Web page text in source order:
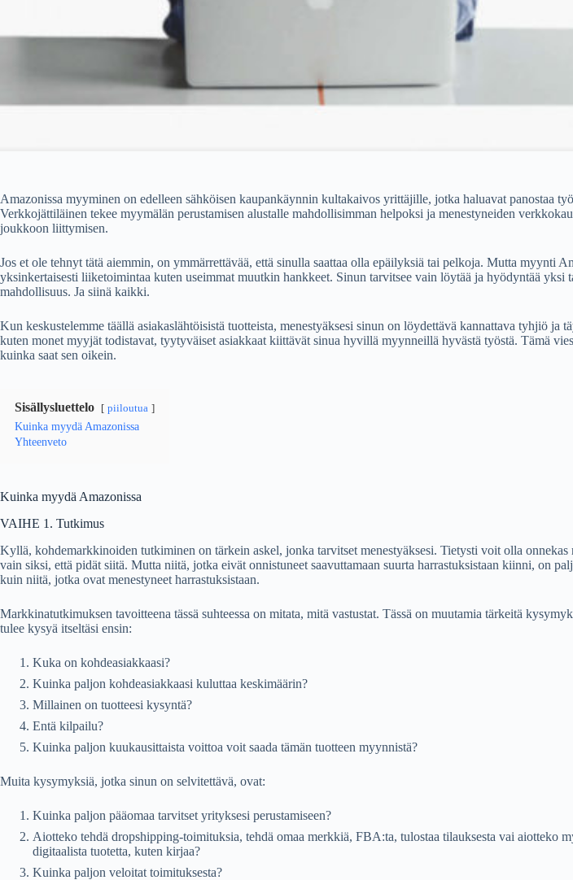
Amazonissa myyminen on edelleen sähköisen kaupankäynnin kultakaivos yrittäjille, jotka haluavat panostaa
Verkkojättiläinen tekee myymälän perustamisen alustalle mahdollisimman helpoksi ja menestyneiden
joukkoon liittymisen.
Jos et ole tehnyt tätä aiemmin, on ymmärrettävää, että sinulla saattaa olla epäilyksiä tai pelkoja. Mutta myynti
yksinkertaisesti liiketoimintaa kuten useimmat muutkin hankkeet. Sinun tarvitsee vain löytää ja hyödyntää yksi
mahdollisuus. Ja siinä kaikki.
Kun keskustelemme täällä asiakaslähtöisistä tuotteista, menestyäksesi sinun on löydettävä kannattava tyhjiö ja
kuten monet myyjät todistavat, tyytyväiset asiakkaat kiittävät sinua hyvillä myynneillä hyvästä työstä. Tämä
kuinka saat sen oikein.
Sisällysluettelo piiloutua
Kuinka myydä Amazonissa
Yhteenveto
Kuinka myydä Amazonissa
VAIHE 1. Tutkimus
Kyllä, kohdemarkkinoiden tutkiminen on tärkein askel, jonka tarvitset menestyäksesi. Tietysti voit olla onnekas
vain siksi, että pidät siitä. Mutta niitä, jotka eivät onnistuneet saavuttamaan suurta harrastuksistaan ​​kiinni, on
kuin niitä, jotka ovat menestyneet harrastuksistaan.
Markkinatutkimuksen tavoitteena tässä suhteessa on mitata, mitä vastustat. Tässä on muutamia tärkeitä
tulee kysyä itseltäsi ensin:
Kuka on kohdeasiakkaasi?
Kuinka paljon kohdeasiakkaasi kuluttaa keskimäärin?
Millainen on tuotteesi kysyntä?
Entä kilpailu?
Kuinka paljon kuukausittaista voittoa voit saada tämän tuotteen myynnistä?
Muita kysymyksiä, jotka sinun on selvitettävä, ovat:
Kuinka paljon pääomaa tarvitset yrityksesi perustamiseen?
Aiotteko tehdä dropshipping-toimituksia, tehdä omaa merkkiä, FBA:ta, tulostaa tilauksesta vai aiotteko
digitaalista tuotetta, kuten kirjaa?
Kuinka paljon veloitat toimituksesta?